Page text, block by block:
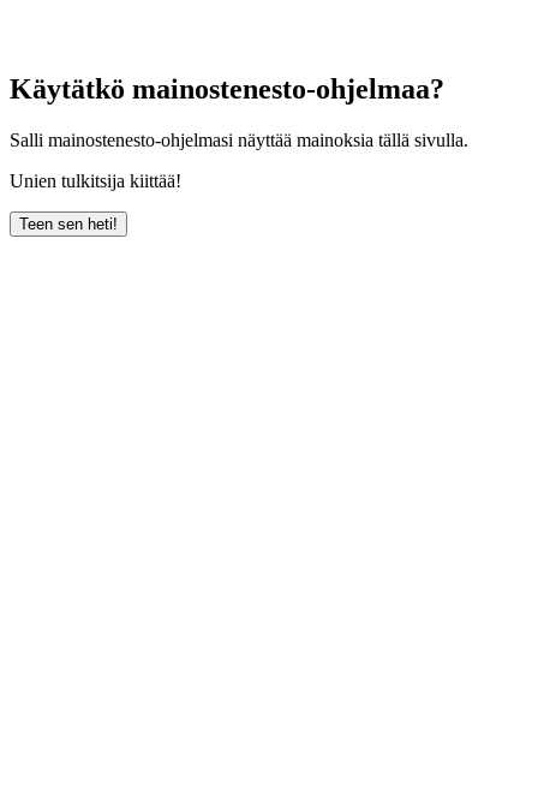
Käytätkö mainostenesto-ohjelmaa?
Salli mainostenesto-ohjelmasi näyttää mainoksia tällä sivulla.
Unien tulkitsija kiittää!
Teen sen heti!